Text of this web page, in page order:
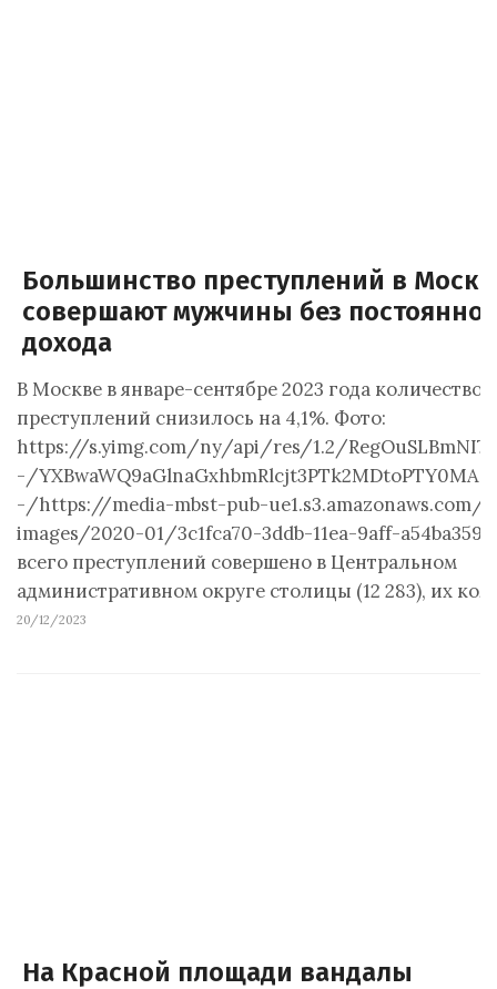
Большинство преступлений в
совершают мужчины без
дохода
В Москве в январе-сентябре 2023 года количество
преступлений снизилось на 4,1%. Фото:
https://s.yimg.com/ny/api/res/1.2/
-/YXBwaWQ9aGlnaGxhbmRlcjt3PTk2MDtoPTY0MA-
-/https://media-mbst-pub-ue1.s3.amazonaws.com/
images/2020-01/3c1fca70-3ddb-11ea-9aff-
всего преступлений совершено в Центральном
административном округе столицы (12 283), их
20/12/2023
На Красной площади вандалы